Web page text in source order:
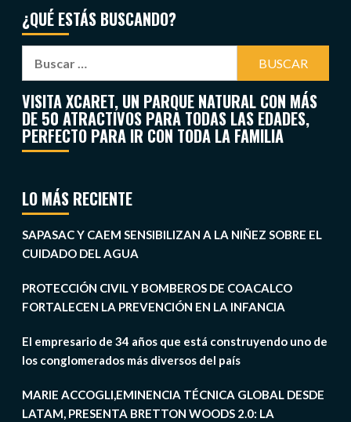
¿QUÉ ESTÁS BUSCANDO?
VISITA XCARET, UN PARQUE NATURAL CON MÁS
DE 50 ATRACTIVOS PARA TODAS LAS EDADES,
PERFECTO PARA IR CON TODA LA FAMILIA
LO MÁS RECIENTE
SAPASAC Y CAEM SENSIBILIZAN A LA NIÑEZ SOBRE EL
CUIDADO DEL AGUA
PROTECCIÓN CIVIL Y BOMBEROS DE COACALCO
FORTALECEN LA PREVENCIÓN EN LA INFANCIA
El empresario de 34 años que está construyendo uno de
los conglomerados más diversos del país
MARIE ACCOGLI,EMINENCIA TÉCNICA GLOBAL DESDE
LATAM, PRESENTA BRETTON WOODS 2.0: LA